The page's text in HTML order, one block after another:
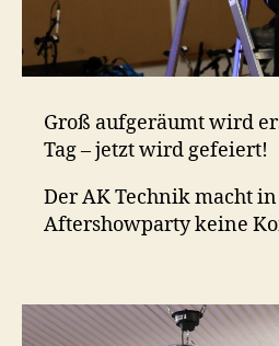
Groß aufgeräumt wird
Tag – jetzt wird gefeiert!
Der AK Technik macht in
Aftershowparty keine